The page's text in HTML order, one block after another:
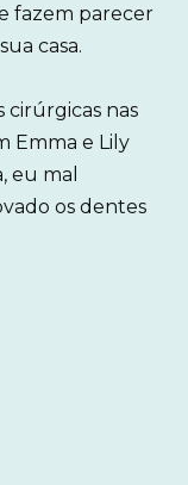
fazem parecer
casa.
cirúrgicas nas
Emma e Lily
eu mal
os dentes